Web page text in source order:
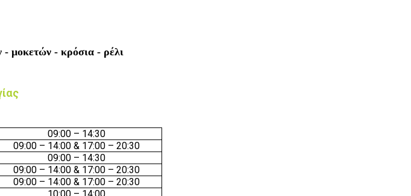
- μοκετών - κρόσια - ρέλι
09:00 – 14:30
09:00 – 14:00 & 17:00 – 20:30
09:00 – 14:30
09:00 – 14:00 & 17:00 – 20:30
09:00 – 14:00 & 17:00 – 20:30